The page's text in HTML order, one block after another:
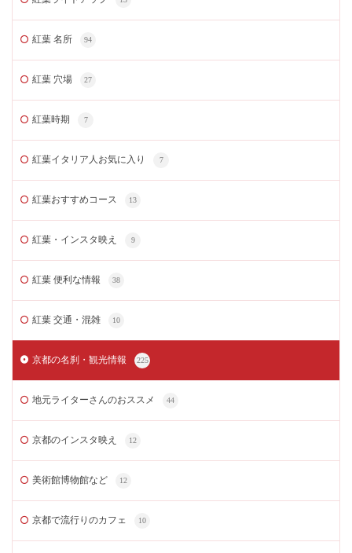
紅葉 名所 94
紅葉 穴場 27
紅葉時期 7
紅葉イタリア人お気に入り 7
紅葉おすすめコース 13
紅葉・インスタ映え 9
紅葉 便利な情報 38
紅葉 交通・混雑 10
京都の名刹・観光情報 225
地元ライターさんのおススメ 44
京都のインスタ映え 12
美術館博物館など 12
京都で流行りのカフェ 10